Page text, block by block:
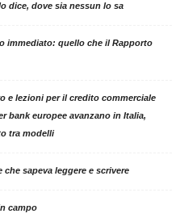
dice, dove sia nessun lo sa
immediato: quello che il Rapporto
e lezioni per il credito commerciale
bank europee avanzano in Italia,
tra modelli
sapeva leggere e scrivere
campo